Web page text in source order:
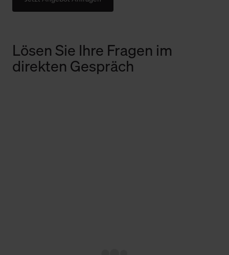
Lösen Sie Ihre Fragen im
direkten Gespräch